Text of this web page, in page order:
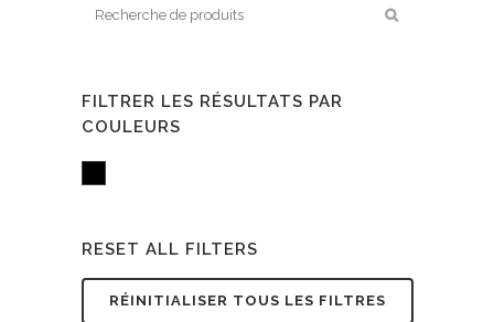
FILTRER LES RÉSULTATS PAR
COULEURS
RESET ALL FILTERS
RÉINITIALISER TOUS LES FILTRES